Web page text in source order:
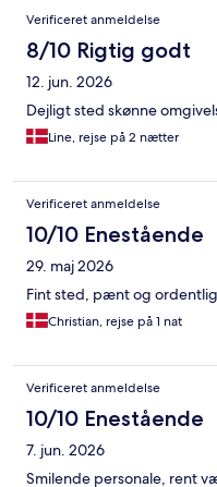
Verificeret anmeldelse
8/10 Rigtig godt
12. jun. 2026
Dejligt sted skønne
Line, rejse på 2 nætter
Verificeret anmeldelse
10/10 Enestående
29. maj 2026
Fint sted, pænt og
Christian, rejse på 1 nat
Verificeret anmeldelse
10/10 Enestående
7. jun. 2026
Smilende personale, rent